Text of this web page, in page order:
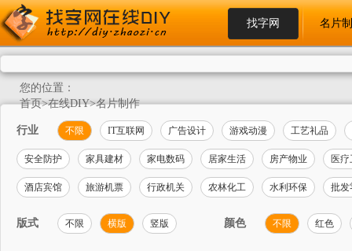
找字网 名片
您的位置：
首页>在线DIY>名片制作
行业 不限 IT互联网 广告设计 游戏动漫 工艺礼品
安全防护 家具建材 家电数码 居家生活 房产物业 医
酒店宾馆 旅游机票 行政机关 农林化工 水利环保 批发
版式 不限 横版 竖版 颜色 不限 红色